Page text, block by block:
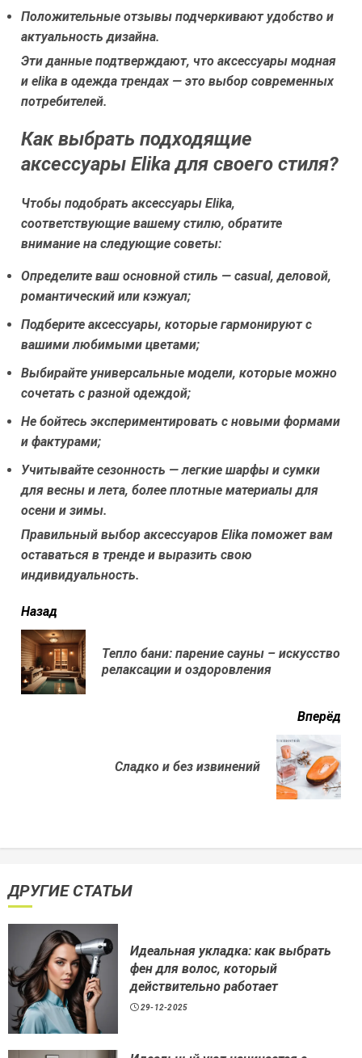
Положительные отзывы подчеркивают удобство и
актуальность дизайна.
Эти данные подтверждают, что аксессуары модная
и elika в одежда трендах — это выбор современных
потребителей.
Как выбрать подходящие
аксессуары Elika для своего стиля?
Чтобы подобрать аксессуары Elika,
соответствующие вашему стилю, обратите
внимание на следующие советы:
Определите ваш основной стиль — casual, деловой,
романтический или кэжуал;
Подберите аксессуары, которые гармонируют с
вашими любимыми цветами;
Выбирайте универсальные модели, которые можно
сочетать с разной одеждой;
Не бойтесь экспериментировать с новыми формами
и фактурами;
Учитывайте сезонность — легкие шарфы и сумки
для весны и лета, более плотные материалы для
осени и зимы.
Правильный выбор аксессуаров Elika поможет вам
оставаться в тренде и выразить свою
индивидуальность.
читать
еще
Назад
Тепло бани: парение сауны – искусство
релаксации и оздоровления
Вперёд
Сладко и без извинений
ДРУГИЕ СТАТЬИ
Идеальная укладка: как выбрать
фен для волос, который
действительно работает
29-12-2025